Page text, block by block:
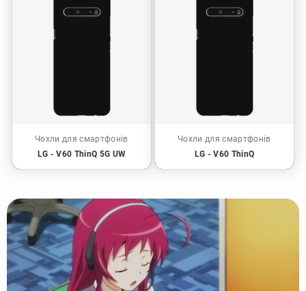
Чохли для смартфонів
LG - V60 ThinQ 5G UW
Чохли для смартфонів
LG - V60 ThinQ